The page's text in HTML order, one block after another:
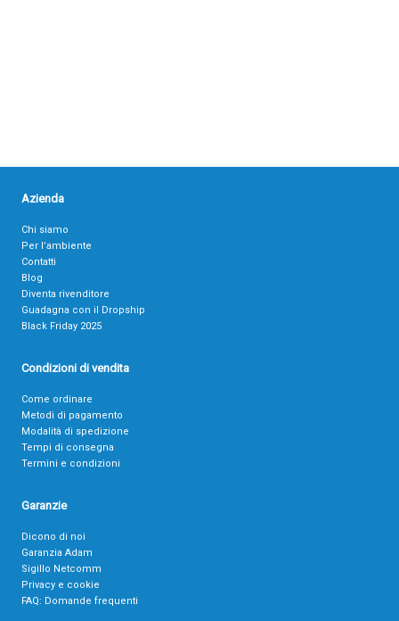
Azienda
Chi siamo
Per l’ambiente
Contatti
Blog
Diventa rivenditore
Guadagna con il Dropship
Black Friday 2025
Condizioni di vendita
Come ordinare
Metodi di pagamento
Modalità di spedizione
Tempi di consegna
Termini e condizioni
Garanzie
Dicono di noi
Garanzia Adam
Sigillo Netcomm
Privacy e cookie
FAQ: Domande frequenti